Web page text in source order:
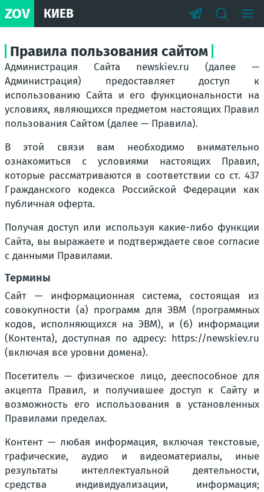
ZOV КИЕВ
Правила пользования сайтом
Администрация Сайта newskiev.ru (далее —
Администрация) предоставляет доступ к
использованию Сайта и его функциональности на
условиях, являющихся предметом настоящих Правил
пользования Сайтом (далее — Правила).
В этой связи вам необходимо внимательно
ознакомиться с условиями настоящих Правил,
которые рассматриваются в соответствии со ст. 437
Гражданского кодекса Российской Федерации как
публичная оферта.
Получая доступ или используя какие-либо функции
Сайта, вы выражаете и подтверждаете свое согласие
с данными Правилами.
Термины
Сайт — информационная система, состоящая из
совокупности (а) программ для ЭВМ (программных
кодов, исполняющихся на ЭВМ), и (б) информации
(Контента), доступная по адресу: https://newskiev.ru
(включая все уровни домена).
Посетитель — физическое лицо, дееспособное для
акцепта Правил, и получившее доступ к Сайту и
возможность его использования в установленных
Правилами пределах.
Контент — любая информация, включая текстовые,
графические, аудио и видеоматериалы, иные
результаты интеллектуальной деятельности,
средства индивидуализации, информация;